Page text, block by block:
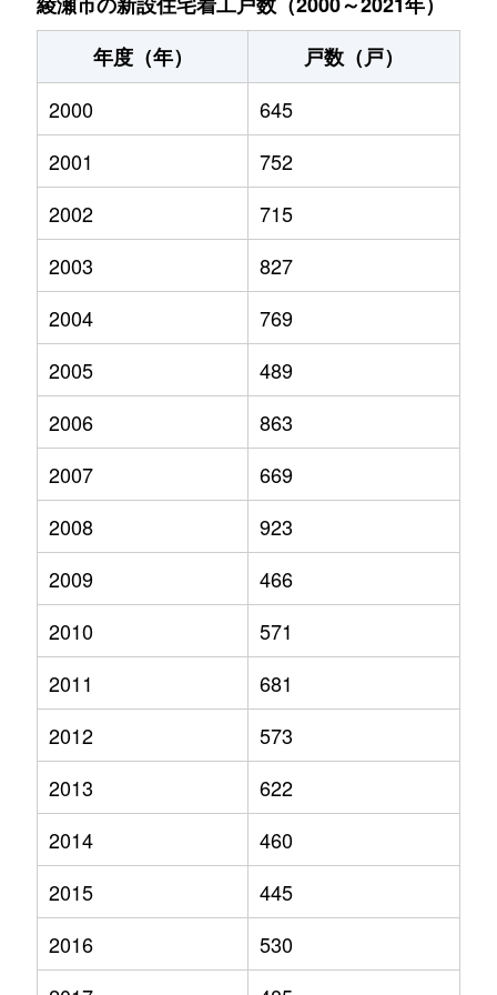
年度（年）
戸数（戸）
2000
645
2001
752
2002
715
2003
827
2004
769
2005
489
2006
863
2007
669
2008
923
2009
466
2010
571
2011
681
2012
573
2013
622
2014
460
2015
445
2016
530